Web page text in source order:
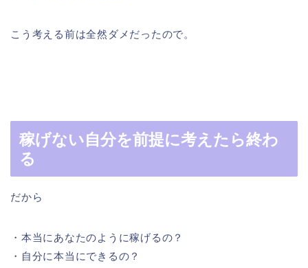
こう考える前は全然ダメだったので。
稼げない自分を前提に考えたら終わ
る
だから
・本当にあなたのように稼げるの？
・自分に本当にできるの？